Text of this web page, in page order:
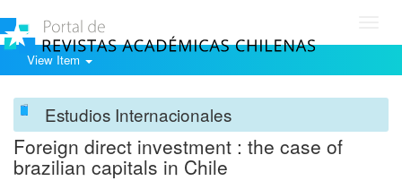
View Item
Estudios Internacionales
Foreign direct investment : the case of
brazilian capitals in Chile